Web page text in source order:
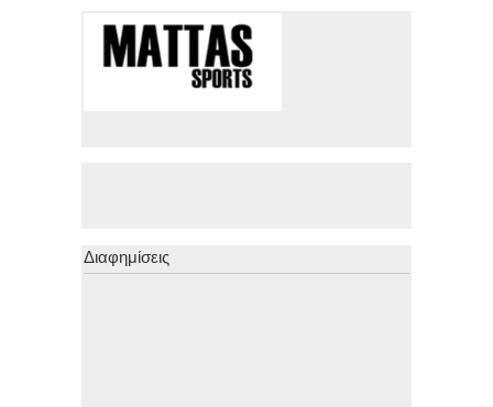
Διαφημίσεις